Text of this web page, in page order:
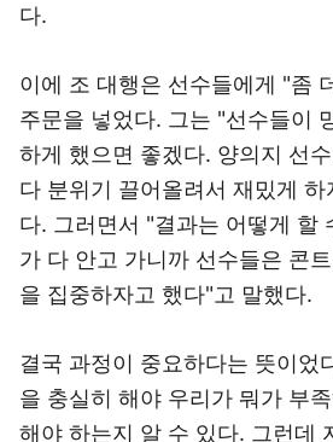
다.
이에 조 대행은 선수들에게 "좀
주문을 넣었다. 그는 "선수들이
하게 했으면 좋겠다. 양의지 선
다 분위기 끌어올려서 재밌게
다. 그러면서 "결과는 어떻게 할
가 다 안고 가니까 선수들은 콘
을 집중하자고 했다"고 말했다.
결국 과정이 중요하다는 뜻이었
을 충실히 해야 우리가 뭐가 부
해야 하는지 알 수 있다. 그런데